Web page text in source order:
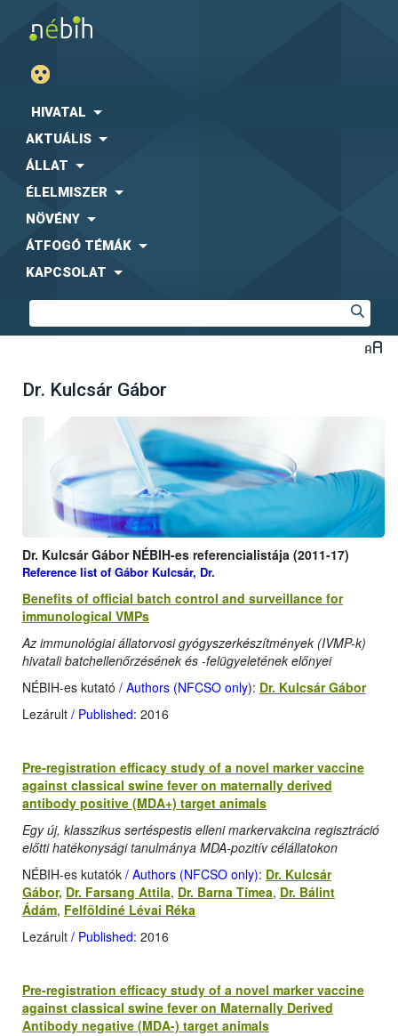
HIVATAL
AKTUÁLIS
ÁLLAT
ÉLELMISZER
NÖVÉNY
ÁTFOGÓ TÉMÁK
KAPCSOLAT
Dr. Kulcsár Gábor
Dr. Kulcsár Gábor NÉBIH-es referencialistája (2011-17)
Reference list of Gábor Kulcsár, Dr.
Benefits of official batch control and surveillance for
immunological VMPs
Az immunológiai állatorvosi gyógyszerkészítmények (IVMP-k)
hivatali batchellenőrzésének és -felügyeletének előnyei
NÉBIH-es kutató / Authors (NFCSO only): Dr. Kulcsár Gábor
Lezárult / Published: 2016
Pre-registration efficacy study of a novel marker vaccine
against classical swine fever on maternally derived
antibody positive (MDA+) target animals
Egy új, klasszikus sertéspestis elleni markervakcina regisztráció
előtti hatékonysági tanulmánya MDA-pozitív célállatokon
NÉBIH-es kutatók / Authors (NFCSO only): Dr. Kulcsár
Gábor, Dr. Farsang Attila, Dr. Barna Tímea, Dr. Bálint
Ádám, Felföldiné Lévai Réka
Lezárult / Published: 2016
Pre-registration efficacy study of a novel marker vaccine
against classical swine fever on Maternally Derived
Antibody negative (MDA-) target animals